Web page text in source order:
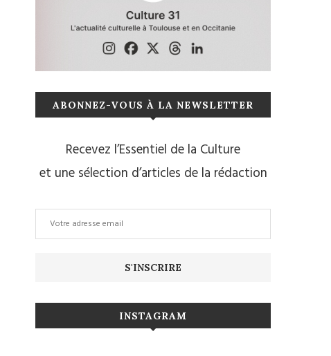
ABONNEZ-VOUS À LA NEWSLETTER
Recevez l’Essentiel de la Culture
et une sélection d’articles de la rédaction
INSTAGRAM